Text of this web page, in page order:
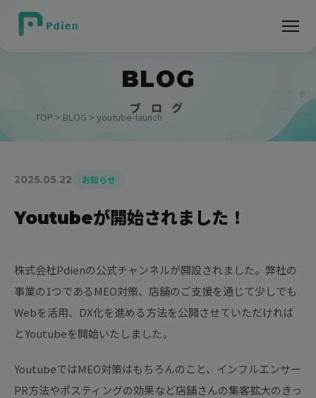
BLOG
ブ ロ グ
TOP > BLOG > youtube-launch
2025.05.22 お知らせ
Youtubeが開始されました！
株式会社Pdienの公式チャンネルが開設されました。弊社の
事業の1つであるMEO対策、店舗のご支援を通じて少しでも
Webを活用、DX化を進める方法を公開させていただければ
とYoutubeを開始いたしました。
YoutubeではMEO対策はもちろんのこと、インフルエンサー
PR方法やポスティングの効果など店舗さんの集客拡大のきっ